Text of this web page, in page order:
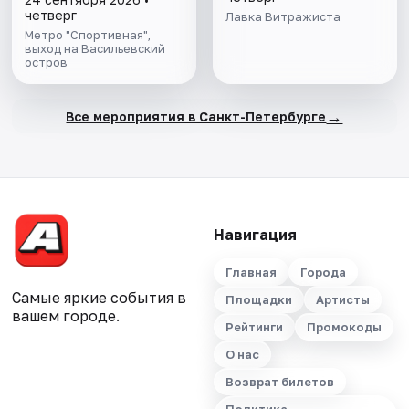
четверг
Метро "Спортивная",
выход на Васильевский
остров
Лавка Витражиста
Все мероприятия в Санкт-Петербурге →
Самые яркие события в
вашем городе.
Навигация
Главная
Города
Площадки
Артисты
Рейтинги
Промокоды
О нас
Возврат билетов